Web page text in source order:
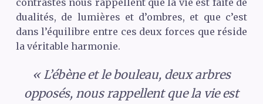
contrastes nous rappellent que la vie est faite de
dualités, de lumières et d’ombres, et que c’est
dans l’équilibre entre ces deux forces que réside
la véritable harmonie.
« L’ébène et le bouleau, deux arbres
opposés, nous rappellent que la vie est